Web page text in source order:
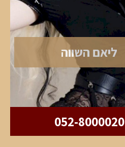
ליאם השווה
052-8000020